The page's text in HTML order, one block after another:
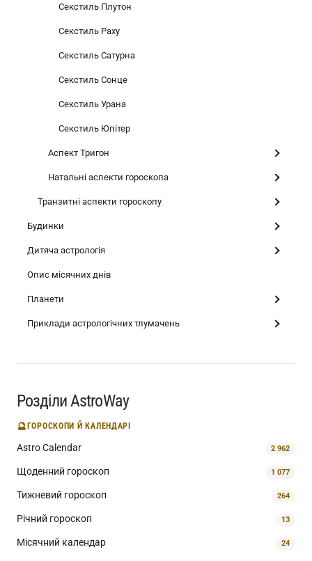
Секстиль Плутон
Секстиль Раху
Секстиль Сатурна
Секстиль Сонце
Секстиль Урана
Секстиль Юпітер
Аспект Тригон
Натальні аспекти гороскопа
Транзитні аспекти гороскопу
Будинки
Дитяча астрологія
Опис місячних днів
Планети
Приклади астрологічних тлумачень
Розділи AstroWay
🔮ГОРОСКОПИ Й КАЛЕНДАРІ
Astro Calendar 2 962
Щоденний гороскоп 1 077
Тижневий гороскоп 264
Річний гороскоп 13
Місячний календар 24